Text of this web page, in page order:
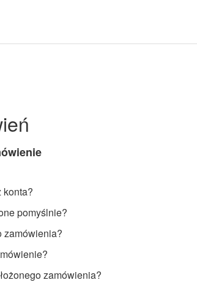
konta?
pomyślnie?
zamówienia?
zamówienia?